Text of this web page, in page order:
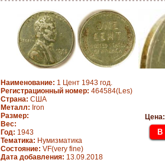
Наименование: 1 Цент 1943 год.
Регистрационный номер: 464584(Les)
Страна: США
Металл: Iron
Размер:
Вес:
Год: 1943
Тематика: Нумизматика
Состояние: VF(very fine)
Дата добавления: 13.09.2018
Цена: